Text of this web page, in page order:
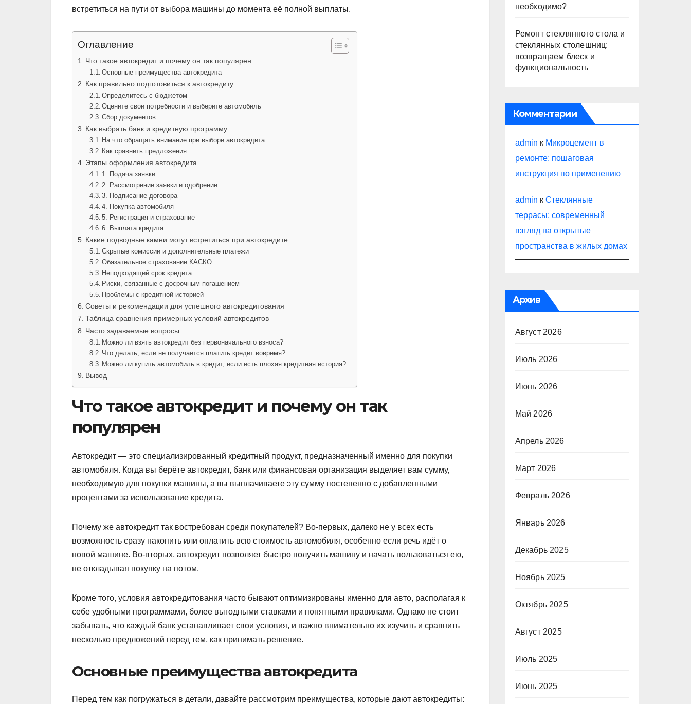
встретиться на пути от выбора машины до момента её полной выплаты.
Оглавление
Что такое автокредит и почему он так популярен
Основные преимущества автокредита
Как правильно подготовиться к автокредиту
Определитесь с бюджетом
Оцените свои потребности и выберите автомобиль
Сбор документов
Как выбрать банк и кредитную программу
На что обращать внимание при выборе автокредита
Как сравнить предложения
Этапы оформления автокредита
1. Подача заявки
2. Рассмотрение заявки и одобрение
3. Подписание договора
4. Покупка автомобиля
5. Регистрация и страхование
6. Выплата кредита
Какие подводные камни могут встретиться при автокредите
Скрытые комиссии и дополнительные платежи
Обязательное страхование КАСКО
Неподходящий срок кредита
Риски, связанные с досрочным погашением
Проблемы с кредитной историей
Советы и рекомендации для успешного автокредитования
Таблица сравнения примерных условий автокредитов
Часто задаваемые вопросы
Можно ли взять автокредит без первоначального взноса?
Что делать, если не получается платить кредит вовремя?
Можно ли купить автомобиль в кредит, если есть плохая кредитная история?
Вывод
Что такое автокредит и почему он так
популярен
Автокредит — это специализированный кредитный продукт, предназначенный именно для покупки
автомобиля. Когда вы берёте автокредит, банк или финансовая организация выделяет вам сумму,
необходимую для покупки машины, а вы выплачиваете эту сумму постепенно с добавленными
процентами за использование кредита.
Почему же автокредит так востребован среди покупателей? Во-первых, далеко не у всех есть
возможность сразу накопить или оплатить всю стоимость автомобиля, особенно если речь идёт о
новой машине. Во-вторых, автокредит позволяет быстро получить машину и начать пользоваться ею,
не откладывая покупку на потом.
Кроме того, условия автокредитования часто бывают оптимизированы именно для авто, располагая к
себе удобными программами, более выгодными ставками и понятными правилами. Однако не стоит
забывать, что каждый банк устанавливает свои условия, и важно внимательно их изучить и сравнить
несколько предложений перед тем, как принимать решение.
Основные преимущества автокредита
Перед тем как погружаться в детали, давайте рассмотрим преимущества, которые дают автокредиты:
необходимо?
Ремонт стеклянного стола и
стеклянных столешниц:
возвращаем блеск и
функциональность
Комментарии
admin к Микроцемент в
ремонте: пошаговая
инструкция по применению
admin к Стеклянные
террасы: современный
взгляд на открытые
пространства в жилых домах
Архив
Август 2026
Июль 2026
Июнь 2026
Май 2026
Апрель 2026
Март 2026
Февраль 2026
Январь 2026
Декабрь 2025
Ноябрь 2025
Октябрь 2025
Август 2025
Июль 2025
Июнь 2025